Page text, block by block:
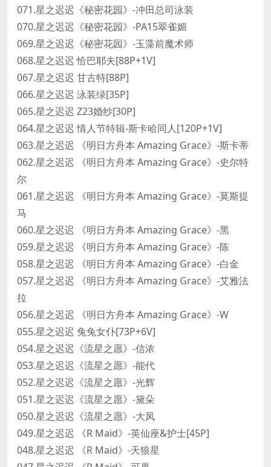
071.星之迟迟《秘密花园》-冲田总司泳装
070.星之迟迟《秘密花园》-PA15翠雀媚
069.星之迟迟《秘密花园》-玉藻前魔术师
068.星之迟迟 恰巴耶夫[88P+1V]
067.星之迟迟 甘古特[88P]
066.星之迟迟 泳装绿[35P]
065.星之迟迟 Z23婚纱[30P]
064.星之迟迟 情人节特辑-斯卡哈同人[120P+1V]
063.星之迟迟 《明日方舟本 Amazing Grace》-斯卡蒂
062.星之迟迟 《明日方舟本 Amazing Grace》-史尔特
尔
061.星之迟迟 《明日方舟本 Amazing Grace》-莫斯提
马
060.星之迟迟 《明日方舟本 Amazing Grace》-黑
059.星之迟迟 《明日方舟本 Amazing Grace》-陈
058.星之迟迟 《明日方舟本 Amazing Grace》-白金
057.星之迟迟 《明日方舟本 Amazing Grace》-艾雅法
拉
056.星之迟迟 《明日方舟本 Amazing Grace》-W
055.星之迟迟 兔兔女仆[73P+6V]
054.星之迟迟《流星之愿》-信浓
053.星之迟迟《流星之愿》-能代
052.星之迟迟《流星之愿》-光辉
051.星之迟迟《流星之愿》-黛朵
050.星之迟迟《流星之愿》-大凤
049.星之迟迟 《R Maid》-英仙座&护士[45P]
048.星之迟迟 《R Maid》-天狼星